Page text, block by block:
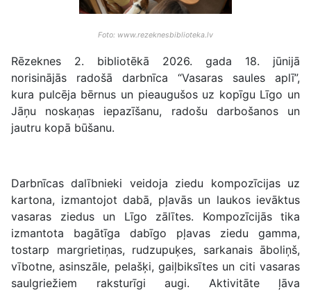
Foto: www.rezeknesbiblioteka.lv
Rēzeknes 2. bibliotēkā 2026. gada 18. jūnijā
norisinājās radošā darbnīca “Vasaras saules aplī”,
kura pulcēja bērnus un pieaugušos uz kopīgu Līgo un
Jāņu noskaņas iepazīšanu, radošu darbošanos un
jautru kopā būšanu.
Darbnīcas dalībnieki veidoja ziedu kompozīcijas uz
kartona, izmantojot dabā, pļavās un laukos ievāktus
vasaras ziedus un Līgo zālītes. Kompozīcijās tika
izmantota bagātīga dabīgo pļavas ziedu gamma,
tostarp margrietiņas, rudzupuķes, sarkanais āboliņš,
vībotne, asinszāle, pelašķi, gaiļbiksītes un citi vasaras
saulgriežiem raksturīgi augi. Aktivitāte ļāva